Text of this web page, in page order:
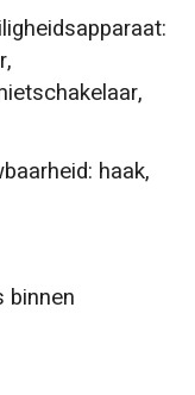
haak,
binnen